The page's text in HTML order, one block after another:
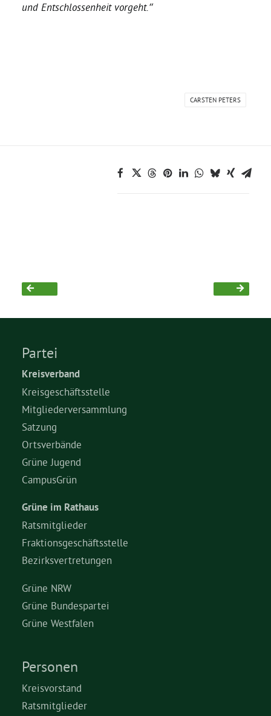
Fraktionsgeschäftsstelle
Grüne Jugend
CampusGrün
Aktuelles
Termine
Kontakt
und Entschlossenheit vorgeht.“
CARSTEN PETERS
Partei
Kreisverband
Kreisgeschäftsstelle
Mitgliederversammlung
Satzung
Ortsverbände
Grüne Jugend
CampusGrün
Grüne im Rathaus
Ratsmitglieder
Fraktionsgeschäftsstelle
Bezirksvertretungen
Grüne NRW
Grüne Bundespartei
Grüne Westfalen
Personen
Kreisvorstand
Ratsmitglieder